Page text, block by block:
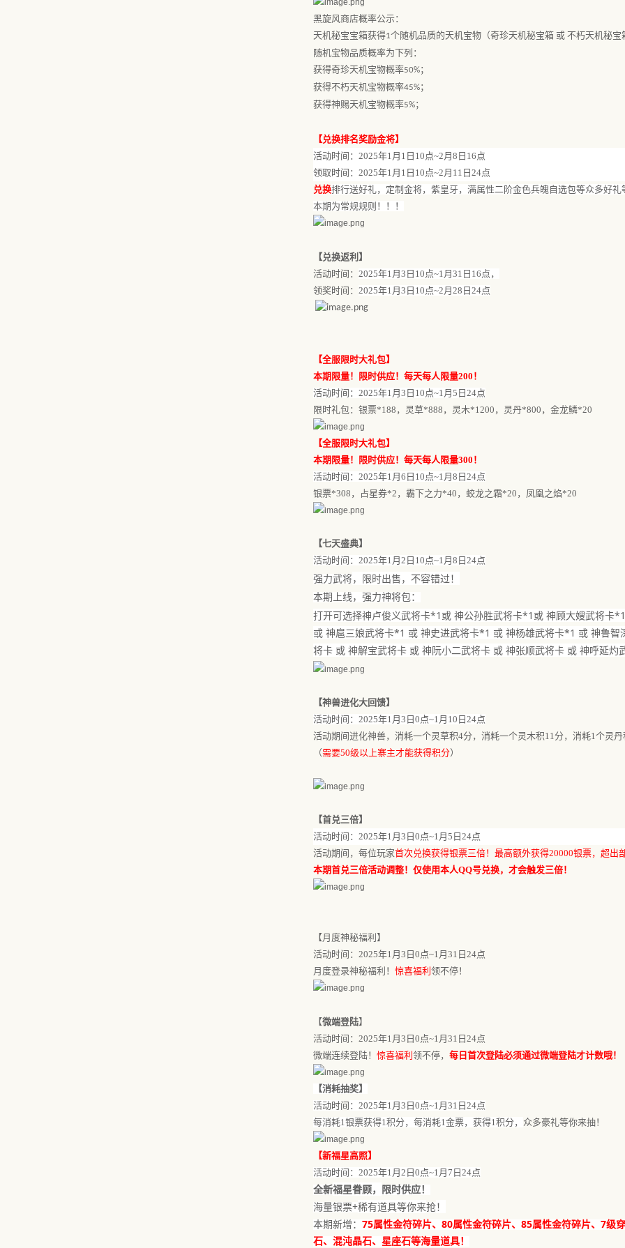
黑旋风商店概率公示：
天机秘宝宝箱获得1个随机品质的天机宝物（奇珍天机秘宝箱 或 不朽天机秘宝
随机宝物品质概率为下列：
获得奇珍天机宝物概率50%；
获得不朽天机宝物概率45%；
获得神赐天机宝物概率5%；
【兑换排名奖励金将】
活动时间： 2025年1月 1 日 10点~2月 8 日 16点
领取 时间： 2025年1月 1 日 10点~2月 11 日 24点
兑换排行送好礼，定制金将，紫皇牙，满属性二阶金色兵魄自选包等众多好礼
本期为常规规则！！！
【 兑换返利 】
活动时间： 2025年1月 3 日 10点~1月 31 日 16 点 ，
领奖时间： 2025年1月 3 日 10点~2月28日24点
【全服限时大礼包】
本期限量！限时供应！每天每人限量200！
活动时间： 2025年1月3日10点~1月 5 日 24点
限时礼包：银票*188，灵草*888，灵木*1200，灵丹*800，金龙鳞*20
【全服限时大礼包】
本期限量！限时供应！每天每人限量300！
活动时间： 2025年1月6日10点~1月 8 日 24点
银票*308，占星券*2，霸下之力*40，蛟龙之霜*20，凤凰之焰*20
【七天盛典】
活动时间： 2025年1月2日10点~1月 8 日 24点
强力武将，限时出售，不容错过！
本期上线，强力神将包：
打开可选择神卢俊义武将卡*1或 神公孙胜武将卡*1或 神顾大嫂武将卡
或 神扈三娘武将卡*1 或 神史进武将卡*1 或 神杨雄武将卡*1 或 神鲁
将卡 或 神解宝武将卡 或 神阮小二武将卡 或 神张顺武将卡 或 神呼延灼
【神兽进化大回馈】
活动时间： 2025年1月 3 日 0点~1月 10 日 24点
活动期间进化神兽， 消耗一个灵草积4分，消耗一个灵木积11分，消耗1个灵
（需要50级以上寨主才能获得积分）
【首兑三倍】
活动时间： 2025年1月3日 0点~1月 5 日 24点
活动期间，每位玩家首次 兑换获得银票三倍！最高额外获得20000银票，超出
本期首兑三倍活动调整！仅使用本人QQ号兑换，才会触发三倍！
【月度神秘福利 】
活动时间： 2025年1月 3 日 0点~1月 31 日 24点
月度登录神秘福利！ 惊喜福利 领不停！
【微端登陆】
活动时间： 2025年1月 3 日 0点~1月 31 日 24点
微端连续登陆！ 惊喜福利 领不停， 每日首次登陆必须通过微端登陆才计数哦！
【消耗抽奖】
活动时间 ： 2025年1月3日 0点~1月 31日 24点
每消耗1银票获得1积分，每消耗1金票，获得1积分， 众多豪礼等你来抽！
【新福星高照】
活动时间： 2025年1月 2 日 0点~1月 7 日 24点
全新福星眷顾，
限时供应！
海量银票+稀有道具等你来抢！
本期新增： 75属性金符碎片、 80属性金符碎片、 85属性金符碎片、 7级
石、混沌晶石、星座石等海量道具！